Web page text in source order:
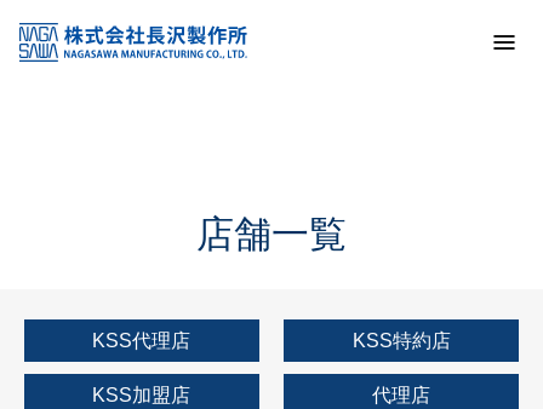
KSS加盟店・取扱店情報
店舗一覧
店舗一覧
KSS代理店 KSS特約店
KSS加盟店 代理店